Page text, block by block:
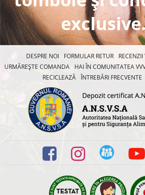
DESPRE NOI FORMULAR RETUR
URMĂREȘTE COMANDA
HAI ÎN COMUNITATEA
RECICLEAZĂ ÎNTREBĂRI FRECVENTE